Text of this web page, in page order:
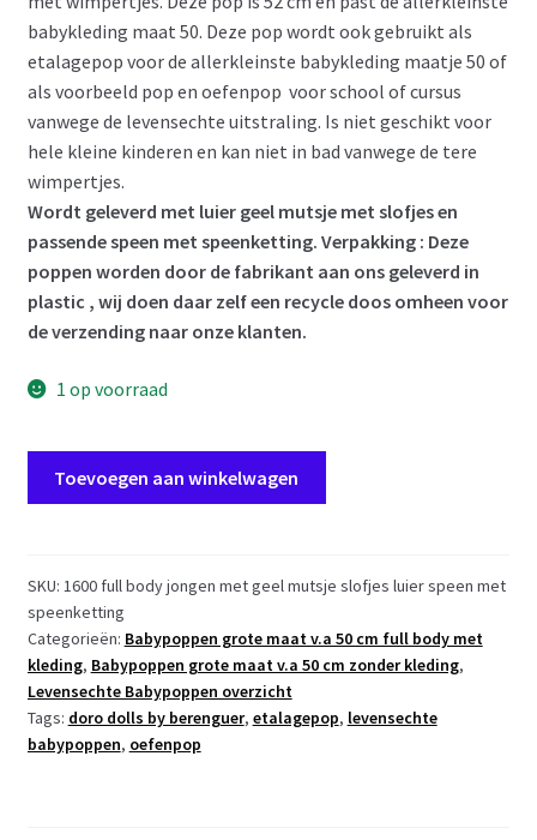
babykleding maat 50. Deze pop wordt ook gebruikt als
etalagepop voor de allerkleinste babykleding maatje 50 of
als voorbeeld pop en oefenpop voor school of cursus
vanwege de levensechte uitstraling. Is niet geschikt voor
hele kleine kinderen en kan niet in bad vanwege de tere
wimpertjes.
Wordt geleverd met luier geel mutsje met slofjes en
passende speen met speenketting. Verpakking : Deze
poppen worden door de fabrikant aan ons geleverd in
plastic , wij doen daar zelf een recycle doos omheen voor
de verzending naar onze klanten.
1 op voorraad
Levensechte
Jongen
fullbody
blank
52
cm
in
Toevoegen aan winkelwagen
SKU: 1600 full body jongen met geel mutsje slofjes luier speen met
speenketting
Categorieën: Babypoppen grote maat v.a 50 cm full body met
kleding, Babypoppen grote maat v.a 50 cm zonder kleding,
Levensechte Babypoppen overzicht
Tags: doro dolls by berenguer, etalagepop, levensechte
babypoppen, oefenpop